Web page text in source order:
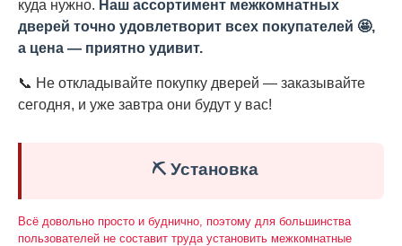
куда нужно. Наш ассортимент межкомнатных
дверей точно удовлетворит всех покупателей 🤩,
а цена — приятно удивит.
📞 Не откладывайте покупку дверей — заказывайте
сегодня, и уже завтра они будут у вас!
⛏️ Установка
Всё довольно просто и буднично, поэтому для большинства
пользователей не составит труда установить межкомнатные